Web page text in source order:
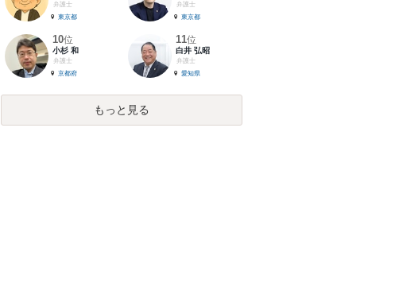
弁護士
東京都
弁護士
東京都
10位
小杉 和
弁護士
京都府
11位
白井 弘昭
弁護士
愛知県
もっと見る